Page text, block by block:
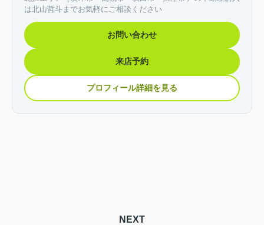
は北山哲斗までお気軽にご相談ください
お問い合わせ
来店予約
プロフィール詳細を見る
NEXT